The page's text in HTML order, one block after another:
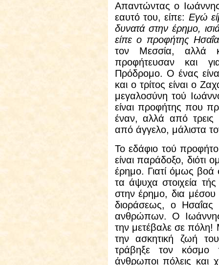
Απαντώντας ο
εαυτό του, είπε: Εγώ
δυνατά στην έρημο,
είπε ο προφήτης
τον Μεσσία, αλλά
προφήτευσαν και
Πρόδρομο. Ο ένας
και ο τρίτος είναι ο
μεγαλοσύνη τού
είναι προφήτης που
έναν, αλλά από τρεις
από άγγελο, μάλιστα
Το εδάφιο τού
είναι παράδοξο, διότι
έρημο. Γιατί όμως βοά
τα άψυχα στοιχεία
στην έρημο, δια μέσου
διοράσεως, ο Ησαΐας
ανθρώπων. Ο
την μετέβαλε σε πόλη!
την ασκητική ζωή
τράβηξε τον κόσμο
άνθρωποι πόλεις και